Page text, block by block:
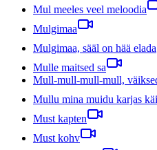
Mul meeles veel meloodia
Mulgimaa
Mulgimaa, sääl on hää elada
Mulle maitsed sa
Mull-mull-mull-mull,
Mullu mina muidu karjas
Must kapten
Must kohv